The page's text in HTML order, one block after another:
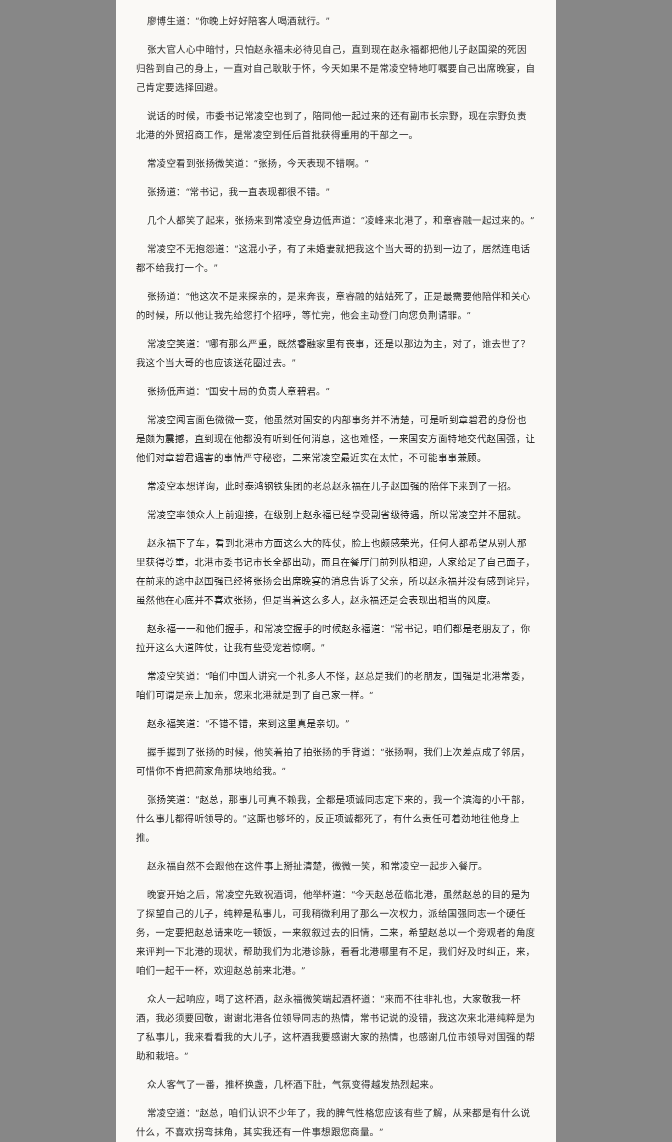
廖博生道：“你晚上好好陪客人喝酒就行。”
张大官人心中暗忖，只怕赵永福未必待见自己，直到现在赵永福都把他儿子赵国梁的死因
归咎到自己的身上，一直对自己耿耿于怀，今天如果不是常凌空特地叮嘱要自己出席晚宴，自
己肯定要选择回避。
说话的时候，市委书记常凌空也到了，陪同他一起过来的还有副市长宗野，现在宗野负责
北港的外贸招商工作，是常凌空到任后首批获得重用的干部之一。
常凌空看到张扬微笑道：“张扬，今天表现不错啊。”
张扬道：“常书记，我一直表现都很不错。”
几个人都笑了起来，张扬来到常凌空身边低声道：“凌峰来北港了，和章睿融一起过来的。”
常凌空不无抱怨道：“这混小子，有了未婚妻就把我这个当大哥的扔到一边了，居然连电话
都不给我打一个。”
张扬道：“他这次不是来探亲的，是来奔丧，章睿融的姑姑死了，正是最需要他陪伴和关心
的时候，所以他让我先给您打个招呼，等忙完，他会主动登门向您负荆请罪。”
常凌空笑道：“哪有那么严重，既然睿融家里有丧事，还是以那边为主，对了，谁去世了？
我这个当大哥的也应该送花圈过去。”
张扬低声道：“国安十局的负责人章碧君。”
常凌空闻言面色微微一变，他虽然对国安的内部事务并不清楚，可是听到章碧君的身份也
是颇为震撼，直到现在他都没有听到任何消息，这也难怪，一来国安方面特地交代赵国强，让
他们对章碧君遇害的事情严守秘密，二来常凌空最近实在太忙，不可能事事兼顾。
常凌空本想详询，此时泰鸿钢铁集团的老总赵永福在儿子赵国强的陪伴下来到了一招。
常凌空率领众人上前迎接，在级别上赵永福已经享受副省级待遇，所以常凌空并不屈就。
赵永福下了车，看到北港市方面这么大的阵仗，脸上也颇感荣光，任何人都希望从别人那
里获得尊重，北港市委书记市长全都出动，而且在餐厅门前列队相迎，人家给足了自己面子，
在前来的途中赵国强已经将张扬会出席晚宴的消息告诉了父亲，所以赵永福并没有感到诧异，
虽然他在心底并不喜欢张扬，但是当着这么多人，赵永福还是会表现出相当的风度。
赵永福一一和他们握手，和常凌空握手的时候赵永福道：“常书记，咱们都是老朋友了，你
拉开这么大道阵仗，让我有些受宠若惊啊。”
常凌空笑道：“咱们中国人讲究一个礼多人不怪，赵总是我们的老朋友，国强是北港常委，
咱们可谓是亲上加亲，您来北港就是到了自己家一样。”
赵永福笑道：“不错不错，来到这里真是亲切。”
握手握到了张扬的时候，他笑着拍了拍张扬的手背道：“张扬啊，我们上次差点成了邻居，
可惜你不肯把蔺家角那块地给我。”
张扬笑道：“赵总，那事儿可真不赖我，全都是项诚同志定下来的，我一个滨海的小干部，
什么事儿都得听领导的。”这厮也够坏的，反正项诚都死了，有什么责任可着劲地往他身上
推。
赵永福自然不会跟他在这件事上掰扯清楚，微微一笑，和常凌空一起步入餐厅。
晚宴开始之后，常凌空先致祝酒词，他举杯道：“今天赵总莅临北港，虽然赵总的目的是为
了探望自己的儿子，纯粹是私事儿，可我稍微利用了那么一次权力，派给国强同志一个硬任
务，一定要把赵总请来吃一顿饭，一来叙叙过去的旧情，二来，希望赵总以一个旁观者的角度
来评判一下北港的现状，帮助我们为北港诊脉，看看北港哪里有不足，我们好及时纠正，来，
咱们一起干一杯，欢迎赵总前来北港。”
众人一起响应，喝了这杯酒，赵永福微笑端起酒杯道：“来而不往非礼也，大家敬我一杯
酒，我必须要回敬，谢谢北港各位领导同志的热情，常书记说的没错，我这次来北港纯粹是为
了私事儿，我来看看我的大儿子，这杯酒我要感谢大家的热情，也感谢几位市领导对国强的帮
助和栽培。”
众人客气了一番，推杯换盏，几杯酒下肚，气氛变得越发热烈起来。
常凌空道：“赵总，咱们认识不少年了，我的脾气性格您应该有些了解，从来都是有什么说
什么，不喜欢拐弯抹角，其实我还有一件事想跟您商量。”